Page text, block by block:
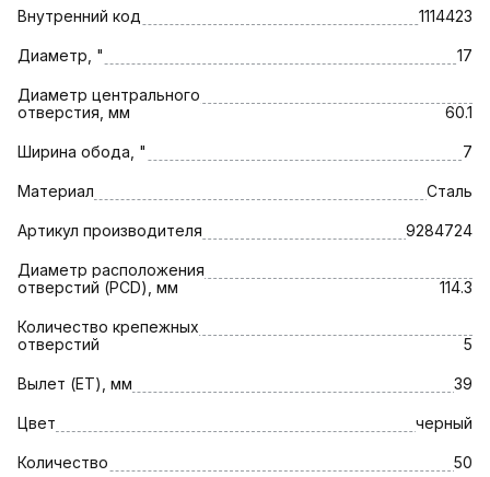
Внутренний код 1114423
Диаметр, " 17
Диаметр центрального
отверстия, мм
60.1
Ширина обода, " 7
Материал Сталь
Артикул производителя 9284724
Диаметр расположения
отверстий (PCD), мм
114.3
Количество крепежных
отверстий
5
Вылет (ET), мм 39
Цвет черный
Количество 50